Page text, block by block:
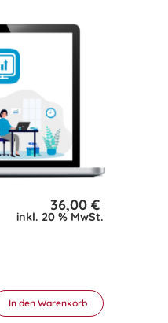
36,00€
inkl. 20 % MwSt.
In den Warenkorb